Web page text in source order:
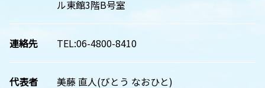
ル東館3階B号室
連絡先 TEL:06-4800-8410
代表者 美藤 直人(びとう なおひと)